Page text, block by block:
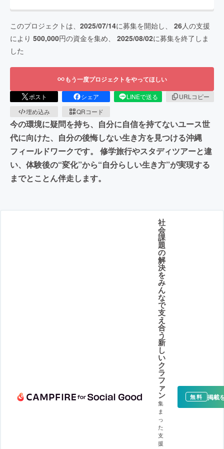
このプロジェクトは、 2025/07/14に募集を開始し、 26人の支援
により 500,000円の資金を集め、 2025/08/02に募集を終了しま
した
もう一度プロジェクトをやってほしい
ポスト シェア LINEで送る
URLコピー
埋め込み
QRコード
今の環境に疑問を持ち、自分に自信を持てないユース世
代に向けた、自分の後悔しない生き方を見つける沖縄
フィールドワークです。 修学旅行やスタディツアーと違
い、体験後の“変化”から“自分らしい生き方”が実現する
までとことん伴走します。
社
会
課
題
の
解
決
を
み
ん
な
で
支
え
合
う
新
し
い
ク
ラ
フ
ァ
ン
集
ま
っ
た
支
援
無料 掲載